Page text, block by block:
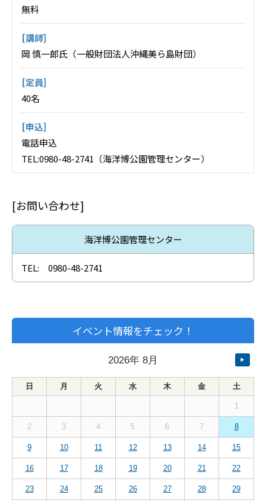
無料
[講師]
岡 慎一郎氏（一般財団法人沖縄美ら島財団）
[定員]
40名
[申込]
電話申込
TEL:0980-48-2741（海洋博公園管理センター）
[お問い合わせ]
海洋博公園管理センター
TEL: 0980-48-2741
イベント情報をチェック！
▶
2026年 8月
日 月 火 水 木 金 土
1
2 3 4 5 6 7 8
9 10 11 12 13 14 15
16 17 18 19 20 21 22
23 24 25 26 27 28 29